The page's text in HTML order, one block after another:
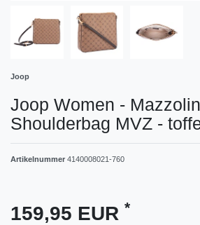
Joop
Joop Women -
Shoulderbag MVZ -
Artikelnummer 4140008021-760
159,95 EUR *